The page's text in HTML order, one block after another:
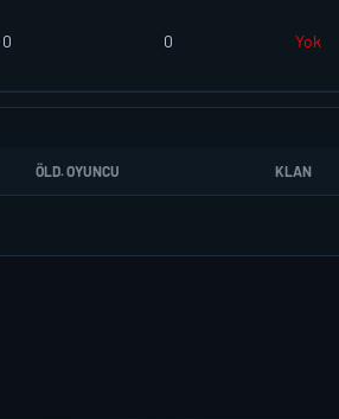
0 0 Yok
ÖLD. OYUNCU KLAN